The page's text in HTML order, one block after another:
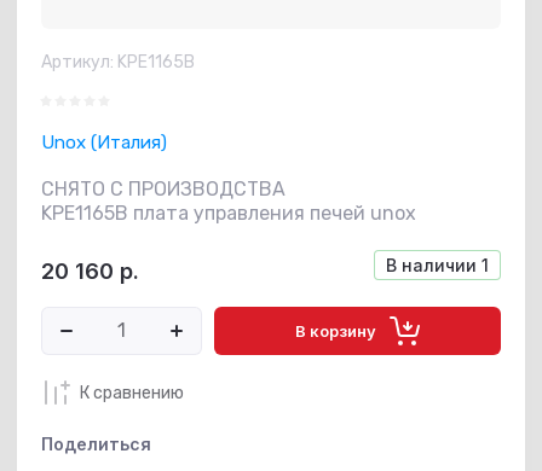
Артикул: KPE1165B
Unox (Италия)
СНЯТО С ПРОИЗВОДСТВА
KPE1165B плата управления печей unox
В наличии 1
20 160 р.
В корзину
К сравнению
Поделиться